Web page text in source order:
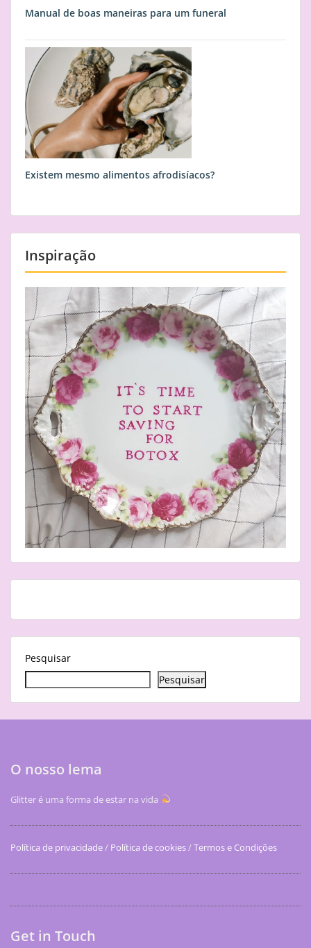
Manual de boas maneiras para um funeral
Existem mesmo alimentos afrodisíacos?
Inspiração
Pesquisar
Pesquisar
O nosso lema
Glitter é uma forma de estar na vida
Política de privacidade/ Política de cookies/Termos e Condições
Get in Touch